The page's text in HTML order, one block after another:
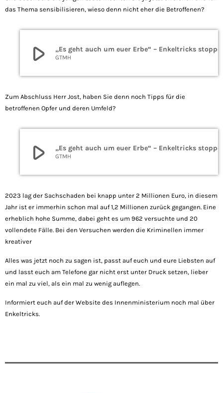
das Thema sensibilisieren, wieso denn nicht eher die Betroffenen?
play_arrow „Es geht auch um euer Erbe“ – Enkeltricks
GTMH
Zum Abschluss Herr Jost, haben Sie denn noch Tipps für die
betroffenen Opfer und deren Umfeld?
play_arrow „Es geht auch um euer Erbe“ – Enkeltricks
GTMH
2023 lag der Sachschaden bei knapp unter 2 Millionen Euro, in diesem
Jahr ist er immerhin schon mal auf 1,2 Millionen zurück gegangen. Eine
erheblich hohe Summe, dabei geht es um 962 versuchte und 20
vollendete Fälle. Bei den Versuchen werden die Kriminellen immer
kreativer
Alles was jetzt noch zu sagen ist, passt auf euch und eure Liebsten auf
und lasst euch am Telefone gar nicht erst unter Druck setzen, lieber
ein mal zu viel, als ein mal zu wenig auflegen.
Informiert euch auf der Website des Innenministerium noch mal über
Enkeltricks.